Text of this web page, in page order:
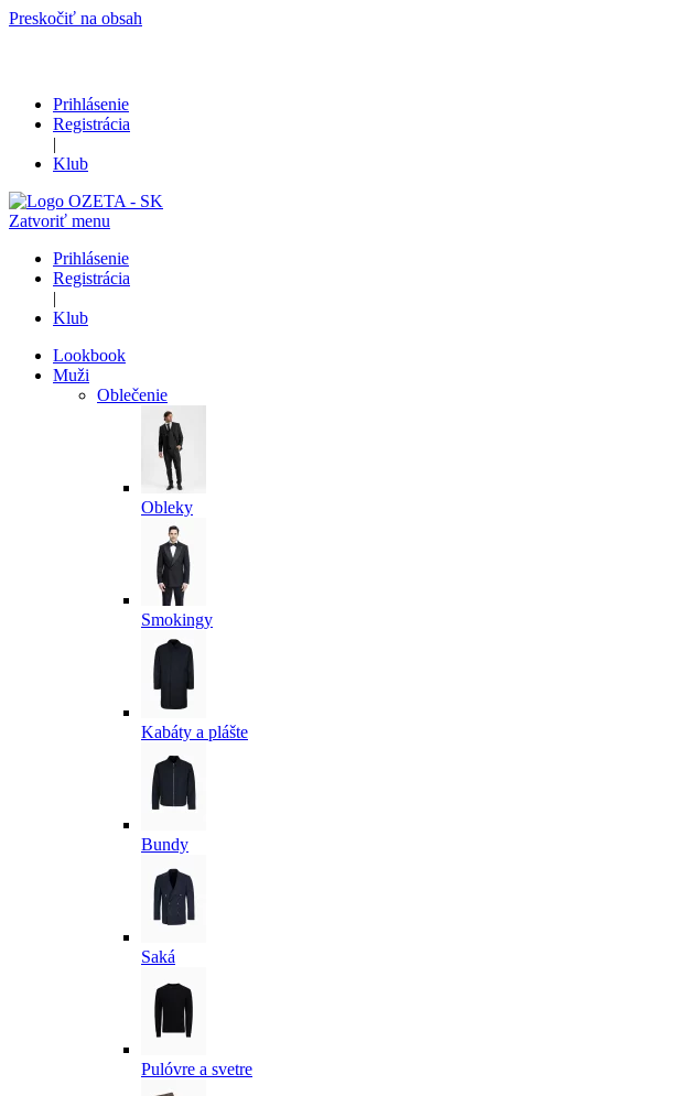
Preskočiť na obsah
Prihlásenie
Registrácia
|
Klub
Zatvoriť menu
Prihlásenie
Registrácia
|
Klub
Lookbook
Muži
Oblečenie
Obleky
Smokingy
Kabáty a plášte
Bundy
Saká
Pulóvre a svetre